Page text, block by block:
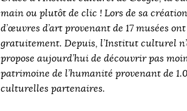
main ou plutôt de clic ! Lors de sa
d’œuvres d’art provenant de 17 musées
gratuitement. Depuis, l’Institut culturel
propose aujourd’hui de découvrir pas
patrimoine de l’humanité provenant de
culturelles partenaires.